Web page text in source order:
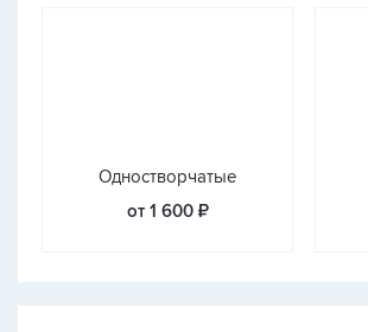
Одностворчатые
от 1 600 ₽